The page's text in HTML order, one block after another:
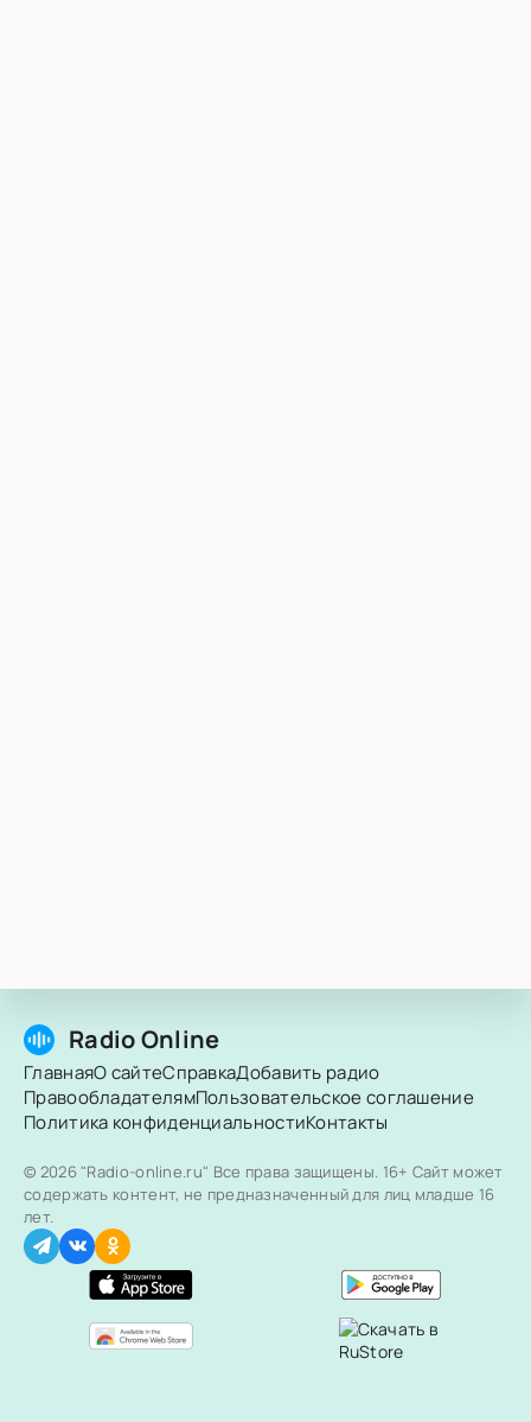
Radio Online
ГлавнаяО сайтеСправкаДобавить радио
ПравообладателямПользовательское соглашение
Политика конфиденциальностиКонтакты
© 2026 "Radio-online.ru" Все права защищены. 16+ Сайт может
содержать контент, не предназначенный для лиц младше 16
лет.